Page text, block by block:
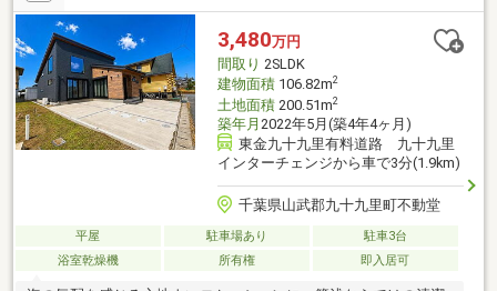
3,480万円
間取り 2SLDK
建物面積106.82m2
土地面積200.51m2
築年月 2022年5月(築4年4ヶ月)
東金九十九里有料道路 九十九里
インターチェンジから車で3分(1.9km)
千葉県山武郡九十九里町不動堂
平屋 駐車場あり
駐車3台
浴室乾燥機
所有権 即入居可